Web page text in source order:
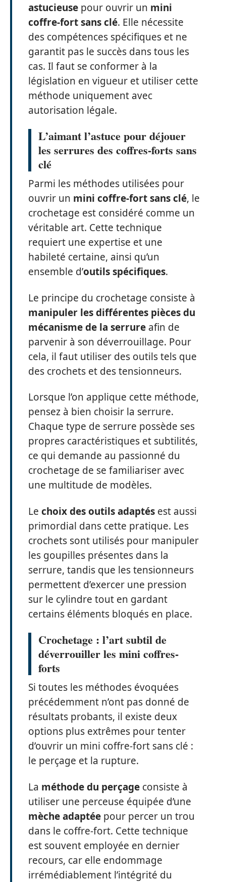
astucieuse pour ouvrir un mini
coffre-fort sans clé. Elle nécessite
des compétences spécifiques et ne
garantit pas le succès dans tous les
cas. Il faut se conformer à la
législation en vigueur et utiliser cette
méthode uniquement avec
autorisation légale.
L’aimant l’astuce pour déjouer
les serrures des coffres-forts sans
clé
Parmi les méthodes utilisées pour
ouvrir un mini coffre-fort sans clé, le
crochetage est considéré comme un
véritable art. Cette technique
requiert une expertise et une
habileté certaine, ainsi qu’un
ensemble d’outils spécifiques.
Le principe du crochetage consiste à
manipuler les différentes pièces du
mécanisme de la serrure afin de
parvenir à son déverrouillage. Pour
cela, il faut utiliser des outils tels que
des crochets et des tensionneurs.
Lorsque l’on applique cette méthode,
pensez à bien choisir la serrure.
Chaque type de serrure possède ses
propres caractéristiques et subtilités,
ce qui demande au passionné du
crochetage de se familiariser avec
une multitude de modèles.
Le choix des outils adaptés est aussi
primordial dans cette pratique. Les
crochets sont utilisés pour manipuler
les goupilles présentes dans la
serrure, tandis que les tensionneurs
permettent d’exercer une pression
sur le cylindre tout en gardant
certains éléments bloqués en place.
Crochetage : l’art subtil de
déverrouiller les mini coffres-
forts
Si toutes les méthodes évoquées
précédemment n’ont pas donné de
résultats probants, il existe deux
options plus extrêmes pour tenter
d’ouvrir un mini coffre-fort sans clé :
le perçage et la rupture.
La méthode du perçage consiste à
utiliser une perceuse équipée d’une
mèche adaptée pour percer un trou
dans le coffre-fort. Cette technique
est souvent employée en dernier
recours, car elle endommage
irrémédiablement l’intégrité du